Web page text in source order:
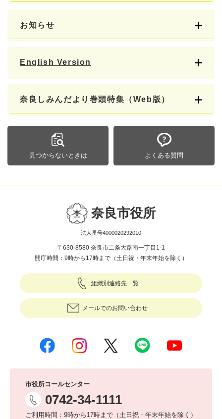
お知らせ
English Version
奈良しみんだより巻頭特集（Web版）
見つからないときは よくある質問
奈良市役所
法人番号4000020292010
〒630-8580 奈良市二条大路南一丁目1-1
開庁時間：9時から17時まで（土日祝・年末年始を除く）
組織別連絡先一覧
メールでのお問い合わせ
市役所コールセンター
0742-34-1111
ご利用時間：9時から17時まで（土日祝・年末年始を除く）